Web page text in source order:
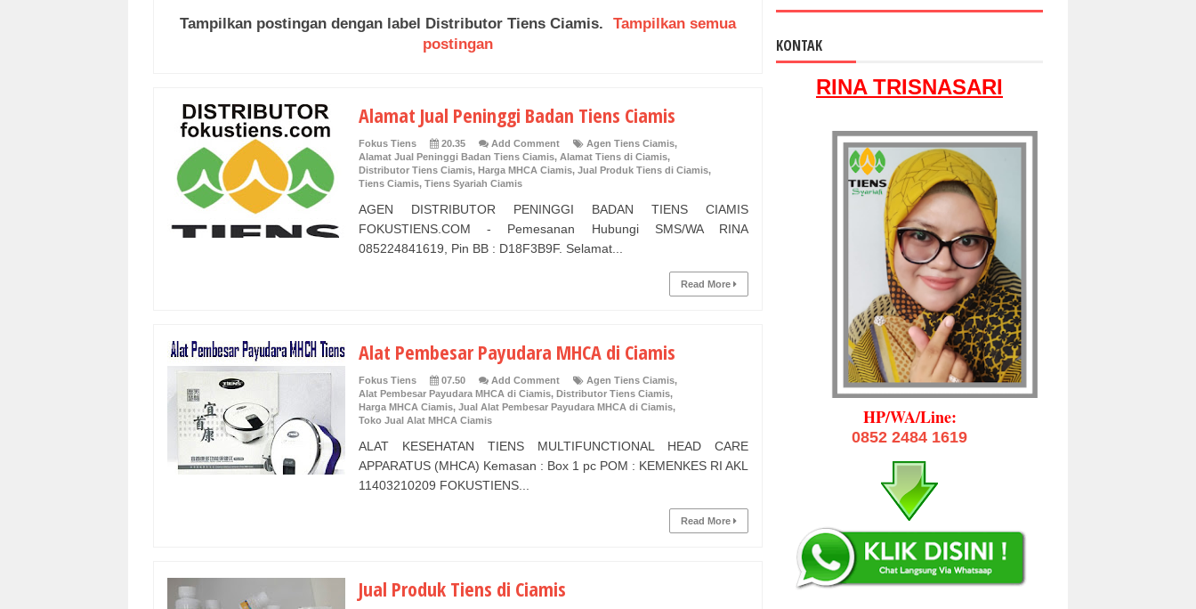
Tampilkan postingan dengan label Distributor Tiens Ciamis.
Tampilkan semua
postingan
Alamat Jual Peninggi Badan Tiens Ciamis
Fokus Tiens 20.35 Add Comment Agen Tiens Ciamis,
Alamat Jual Peninggi Badan Tiens Ciamis, Alamat Tiens di Ciamis,
Distributor Tiens Ciamis, Harga MHCA Ciamis, Jual Produk Tiens di Ciamis,
Tiens Ciamis, Tiens Syariah Ciamis
AGEN DISTRIBUTOR PENINGGI BADAN TIENS CIAMIS
FOKUSTIENS.COM - Pemesanan Hubungi SMS/WA RINA
085224841619, Pin BB : D18F3B9F. Selamat...
Read More
Alat Pembesar Payudara MHCA di Ciamis
Fokus Tiens 07.50 Add Comment Agen Tiens Ciamis,
Alat Pembesar Payudara MHCA di Ciamis, Distributor Tiens Ciamis,
Harga MHCA Ciamis, Jual Alat Pembesar Payudara MHCA di Ciamis,
Toko Jual Alat MHCA Ciamis
ALAT KESEHATAN TIENS MULTIFUNCTIONAL HEAD CARE
APPARATUS (MHCA) Kemasan : Box 1 pc POM : KEMENKES RI AKL
11403210209 FOKUSTIENS...
Read More
Jual Produk Tiens di Ciamis
KONTAK
RINA TRISNASARI
HP/WA/Line:
0852 2484 1619